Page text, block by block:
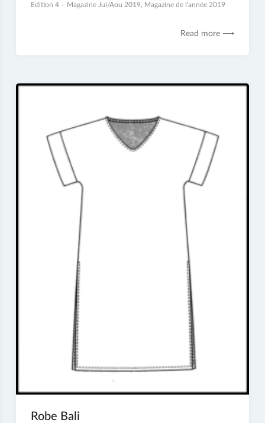
13
Edition 4 – Magazine Jui/Aou 2019, Magazine de l'année 2019
Read more ⟶
Robe Bali